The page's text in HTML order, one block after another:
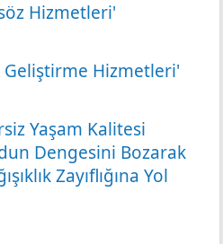
Hizmetleri'
Geliştirme Hizmetleri'
Yaşam Kalitesi
Dengesini Bozarak
Zayıflığına Yol